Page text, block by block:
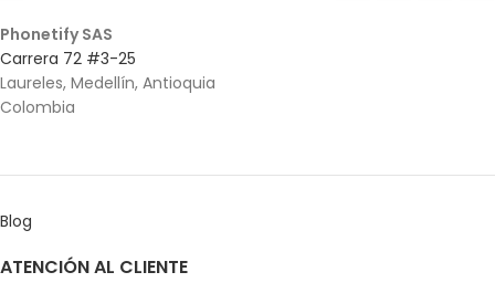
Phonetify SAS
Carrera 72 #3-25
Laureles, Medellín, Antioquia
Colombia
Blog
ATENCIÓN AL CLIENTE